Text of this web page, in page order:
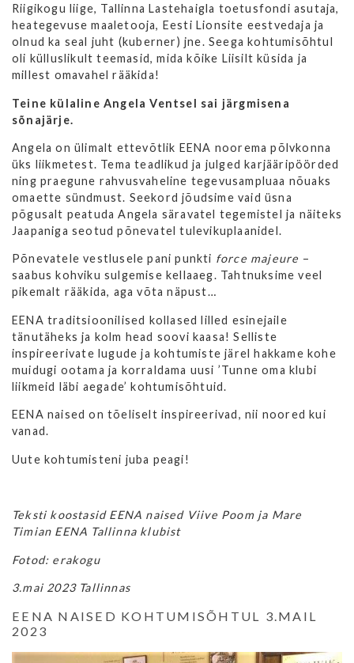
Riigikogu liige, Tallinna Lastehaigla toetusfondi asutaja,
heategevuse maaletooja, Eesti Lionsite eestvedaja ja
olnud ka seal juht (kuberner) jne. Seega kohtumisõhtul
oli külluslikult teemasid, mida kõike Liisilt küsida ja
millest omavahel rääkida!
Teine külaline Angela Ventsel sai järgmisena
sõnajärje.
Angela on ülimalt ettevõtlik EENA noorema põlvkonna
üks liikmetest. Tema teadlikud ja julged karjääripöörded
ning praegune rahvusvaheline tegevusampluaa nõuaks
omaette sündmust. Seekord jõudsime vaid üsna
põgusalt peatuda Angela säravatel tegemistel ja näiteks
Jaapaniga seotud põnevatel tulevikuplaanidel.
Põnevatele vestlusele pani punkti force majeure –
saabus kohviku sulgemise kellaaeg. Tahtnuksime veel
pikemalt rääkida, aga võta näpust…
EENA traditsioonilised kollased lilled esinejaile
tänutäheks ja kolm head soovi kaasa! Selliste
inspireerivate lugude ja kohtumiste järel hakkame kohe
muidugi ootama ja korraldama uusi ’Tunne oma klubi
liikmeid läbi aegade’ kohtumisõhtuid.
EENA naised on tõeliselt inspireerivad, nii noored kui
vanad.
Uute kohtumisteni juba peagi!
Teksti koostasid EENA naised Viive Poom ja Mare
Timian EENA Tallinna klubist
Fotod: erakogu
3.mai 2023 Tallinnas
EENA NAISED KOHTUMISÕHTUL 3.MAIL
2023